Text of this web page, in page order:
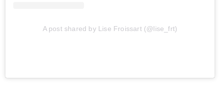
A post shared by Lise Froissart (@lise_frt)